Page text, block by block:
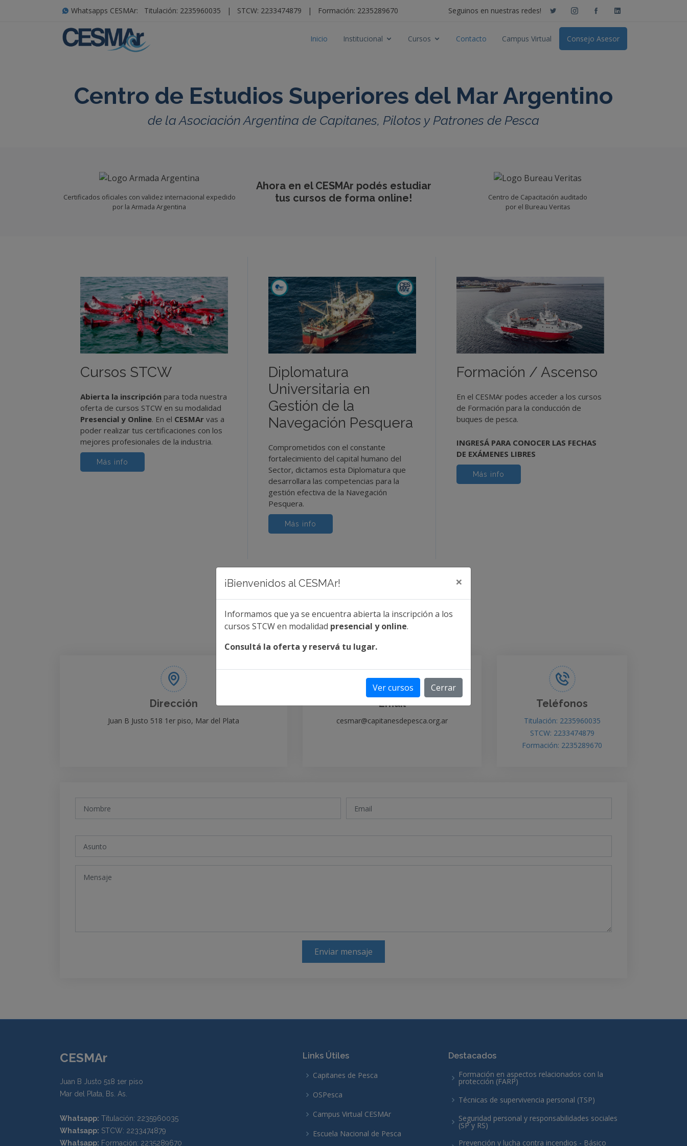
Whatsapps CESMAr: Titulación: 2235960035 | STCW: 2233474879 | Formación: 2235289670 Seguinos en nuestras redes!
Inicio Institucional Cursos Contacto Campus Virtual Consejo Asesor
Centro de Estudios Superiores del Mar Argentino
de la Asociación Argentina de Capitanes, Pilotos y Patrones de Pesca
Certificados oficiales con validez internacional expedido
por la Armada Argentina
Ahora en el CESMAr podés estudiar
tus cursos de forma online!
Centro de Capacitación auditado
por el Bureau Veritas
Cursos STCW
Abierta la inscripción para toda nuestra
oferta de cursos STCW en su modalidad
Presencial y Online. En el CESMAr vas a
poder realizar tus certificaciones con los
mejores profesionales de la industria.
Más info
Diplomatura
Universitaria en
Gestión de la
Navegación Pesquera
Comprometidos con el constante
fortalecimiento del capital humano del
Sector, dictamos esta Diplomatura que
desarrollara las competencias para la
gestión efectiva de la Navegación
Pesquera.
Más info
Formación / Ascenso
En el CESMAr podes acceder a los cursos
de Formación para la conducción de
buques de pesca.
INGRESÁ PARA CONOCER LAS FECHAS
DE EXÁMENES LIBRES
Más info
Contacto
Dirección
Juan B Justo 518 1er piso, Mar del Plata
Email
cesmar@capitanesdepesca.org.ar
Teléfonos
Titulación: 2235960035
STCW: 2233474879
Formación: 2235289670
Enviar mensaje
CESMAr
Juan B Justo 518 1er piso
Mar del Plata, Bs. As.
Whatsapp: Titulación: 2235960035
Whatsapp: STCW: 2233474879
Whatsapp: Formación: 2235289670
Links Útiles
Capitanes de Pesca
OSPesca
Campus Virtual CESMAr
Escuela Nacional de Pesca
Destacados
Formación en aspectos relacionados con la
protección (FARP)
Técnicas de supervivencia personal (TSP)
Seguridad personal y responsabilidades sociales
(SP y RS)
Prevención y lucha contra incendios - Básico
¡Bienvenidos al CESMAr! ×
Informamos que ya se encuentra abierta la inscripción a los
cursos STCW en modalidad presencial y online.
Consultá la oferta y reservá tu lugar.
Ver cursos Cerrar